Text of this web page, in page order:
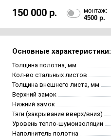
150 000 р.
монтаж:
4500 р.
Основные характеристики:
Толщина полотна, мм
Кол-во стальных листов
Толщина внешнего листа, мм
Верхний замок
Нижний замок
Тяги (закрывание вверх/вниз)
Уровень тепло-шумоизоляции
Наполнитель полотна